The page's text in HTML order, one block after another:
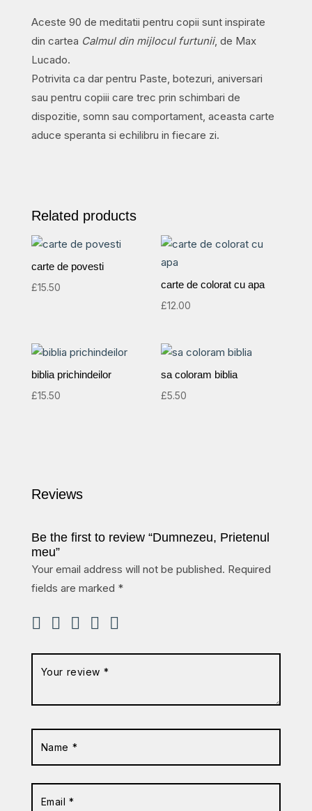
Aceste 90 de meditatii pentru copii sunt inspirate
din cartea Calmul din mijlocul furtunii, de Max
Lucado.
Potrivita ca dar pentru Paste, botezuri, aniversari
sau pentru copiii care trec prin schimbari de
dispozitie, somn sau comportament, aceasta carte
aduce speranta si echilibru in fiecare zi.
Related products
carte de povesti
£15.50
carte de colorat cu apa
£12.00
biblia prichindeilor
£15.50
sa coloram biblia
£5.50
Reviews
Be the first to review “Dumnezeu, Prietenul
meu”
Your email address will not be published. Required
fields are marked *